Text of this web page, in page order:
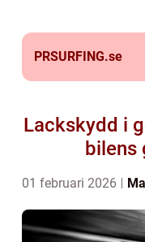
PRSURFING.se
Lackskydd i
bilens
01 februari 2026